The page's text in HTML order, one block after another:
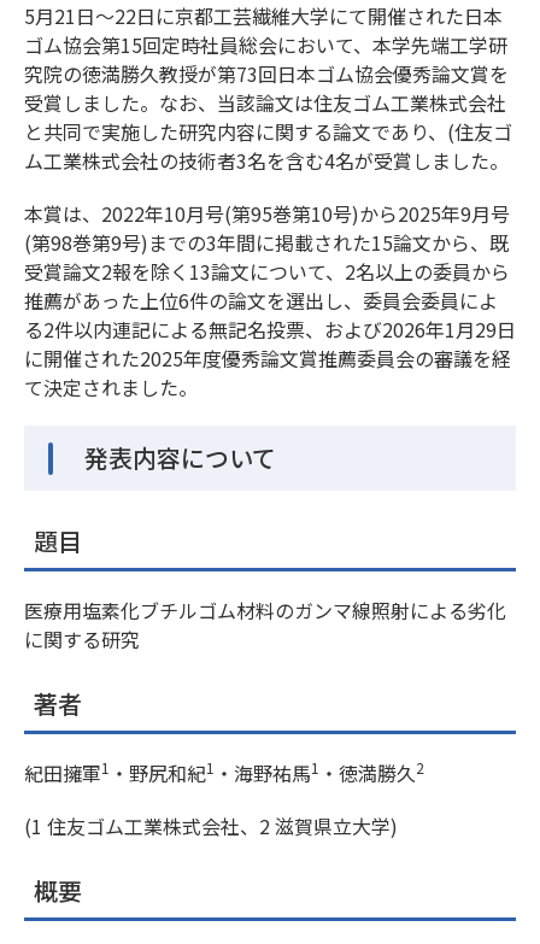
5月21日～22日に京都工芸繊維大学にて開催された日本
ゴム協会第15回定時社員総会において、本学先端工学研
究院の徳満勝久教授が第73回日本ゴム協会優秀論文賞を
受賞しました。なお、当該論文は住友ゴム工業株式会社
と共同で実施した研究内容に関する論文であり、(住友ゴ
ム工業株式会社の技術者3名を含む4名が受賞しました。
本賞は、2022年10月号(第95巻第10号)から2025年9月号
(第98巻第9号)までの3年間に掲載された15論文から、既
受賞論文2報を除く13論文について、2名以上の委員から
推薦があった上位6件の論文を選出し、委員会委員によ
る2件以内連記による無記名投票、および2026年1月29日
に開催された2025年度優秀論文賞推薦委員会の審議を経
て決定されました。
発表内容について
題目
医療用塩素化ブチルゴム材料のガンマ線照射による劣化
に関する研究
著者
紀田擁軍1 ・野尻和紀1 ・海野祐馬1 ・徳満勝久2
(1 住友ゴム工業株式会社、2 滋賀県立大学)
概要